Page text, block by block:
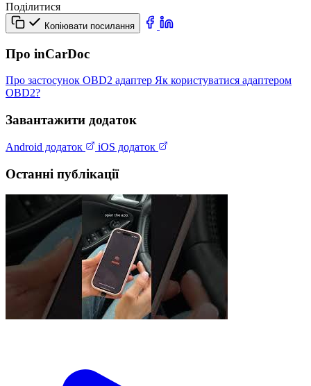
Поділитися
Копіювати посилання
Про inCarDoc
Про застосунок OBD2 адаптер Як користуватися адаптером
OBD2?
Завантажити додаток
Android додаток iOS додаток
Останні публікації